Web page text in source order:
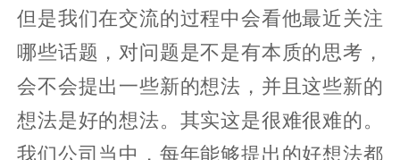
但是我们在交流的过程中会看他最近关注
哪些话题，对问题是不是有本质的思考，
会不会提出一些新的想法，并且这些新的
想法是好的想法。其实这是很难很难的。
我们公司当中，每年能够提出的好想法都